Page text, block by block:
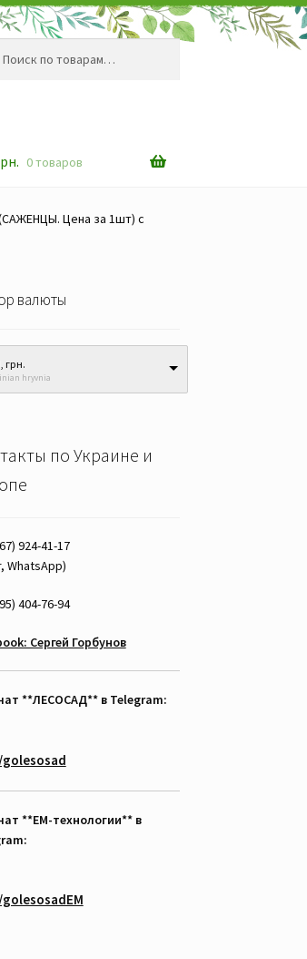
0 товаров
Цена за 1шт) с
валюты
грн.
hryvnia
по Украине и
924-41-17
WhatsApp)
404-76-94
Сергей Горбунов
**ЛЕСОСАД** в Telegram:
**EM-технологии** в